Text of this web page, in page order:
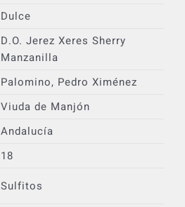
Dulce
D.O. Jerez Xeres Sherry
Manzanilla
Palomino, Pedro Ximénez
Viuda de Manjón
Andalucía
18
Sulfitos